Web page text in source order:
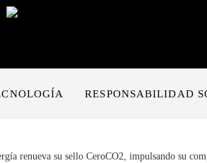
RESPONSABILIDAD
renueva su sello CeroCO2, impulsando su